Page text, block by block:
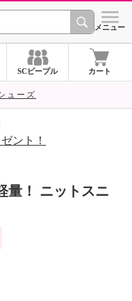
シ
メニュー
SCピープル カート
ューズ
ント！
量！ ニットスニ